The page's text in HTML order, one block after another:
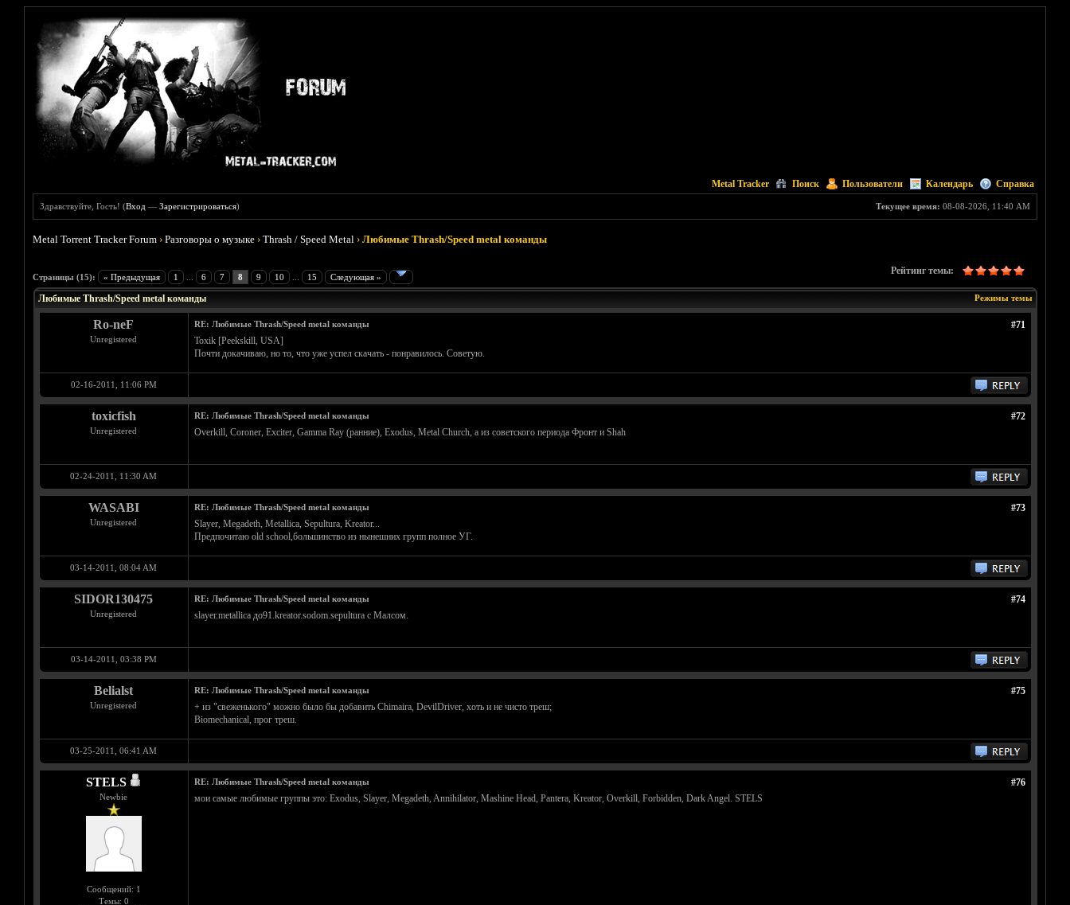
Metal Tracker Поиск Пользователи Календарь Справка
Текущее время: 08-08-2026, 11:40 AM
Здравствуйте, Гость! (Вход —Зарегистрироваться)
Metal Torrent Tracker Forum ›Разговоры о музыке ›Thrash / Speed Metal ›Любимые Thrash/Speed metal команды
Страницы (15): « Предыдущая 1 6 7 8 9 10 15 Следующая »
Рейтинг темы:
Голосов: 7 - Средняя оценка: 5
1
2
3
4
5
Режимы темы
Любимые Thrash/Speed metal команды
Ro-neF
Unregistered
#71
RE: Любимые Thrash/Speed metal команды
Toxik [Peekskill, USA]
Почти докачиваю, но то, что уже успел скачать - понравилось. Советую.
02-16-2011, 11:06 PM
toxicfish
Unregistered
#72
RE: Любимые Thrash/Speed metal команды
Overkill, Coroner, Exciter, Gamma Ray (ранние), Exodus, Metal Church, а из советского периода Фронт и Shah
02-24-2011, 11:30 AM
WASABI
Unregistered
#73
RE: Любимые Thrash/Speed metal команды
Slayer, Megadeth, Metallica, Sepultura, Kreator...
Предпочитаю old school,большинство из нынешних групп полное УГ.
03-14-2011, 08:04 AM
SIDOR130475
Unregistered
#74
RE: Любимые Thrash/Speed metal команды
slayer.metallica до91.kreator.sodom.sepultura с Малсом.
03-14-2011, 03:38 PM
Belialst
Unregistered
#75
RE: Любимые Thrash/Speed metal команды
+ из "свеженького" можно было бы добавить Chimaira, DevilDriver, хоть и не чисто треш;
Biomechanical, прог треш.
03-25-2011, 06:41 AM
STELS
Newbie
Сообщений: 1
Темы: 0
#76
RE: Любимые Thrash/Speed metal команды
мои самые любимые группы это: Exodus, Slayer, Megadeth, Annihilator, Mashine Head, Pantera, Kreator, Overkill, Forbidden, Dark Angel. STELS